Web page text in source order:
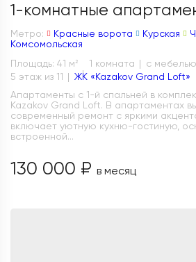
1-комнатные
Метро: Красные ворота Курская
Комсомольская
Площадь: 41 м 2 1 комната
с мебелью
5 этаж из 11
ЖК «Kazakov Grand Loft»
Апартаменты с 1-й спальней в
Kazakov Grand Loft. В апартаментах
современный ремонт с яркими
включает уютную кухню-гостиную,
встроенной...
130 000 ₽ в месяц